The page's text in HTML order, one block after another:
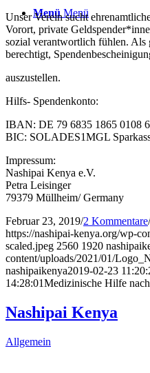
Menü Menü
Unser Verein sucht
Vorort, private
sozial verantwortlich fühlen. Als
berechtigt,
auszustellen.
Hilfs- Spendenkonto:
IBAN: DE 79 6835 1865 0108
BIC: SOLADES1MGL
Impressum:
Nashipai Kenya e.V.
Petra Leisinger
79379 Müllheim/ Germany
Februar 23, 2019/2 Kommentare/
https://nashipai-kenya.org/wp-
scaled.jpeg 2560 1920
content/uploads/2021/01/
nashipaikenya2019-02-23
14:28:01Medizinische Hilfe
Nashipai Kenya
Allgemein